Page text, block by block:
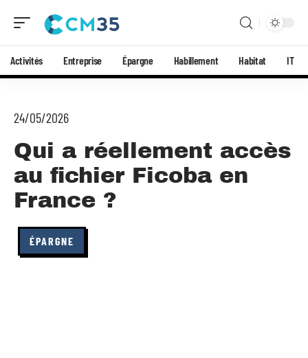
Activités Entreprise Épargne Habillement Habitat IT
24/05/2026
Qui a réellement accès
au fichier Ficoba en
France ?
ÉPARGNE